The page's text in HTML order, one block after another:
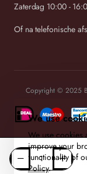
We use
We use cookies
improve your
functionality of
Policy.
Zaterdag 10:00 -
Of na telefonische
Copyright © 2025